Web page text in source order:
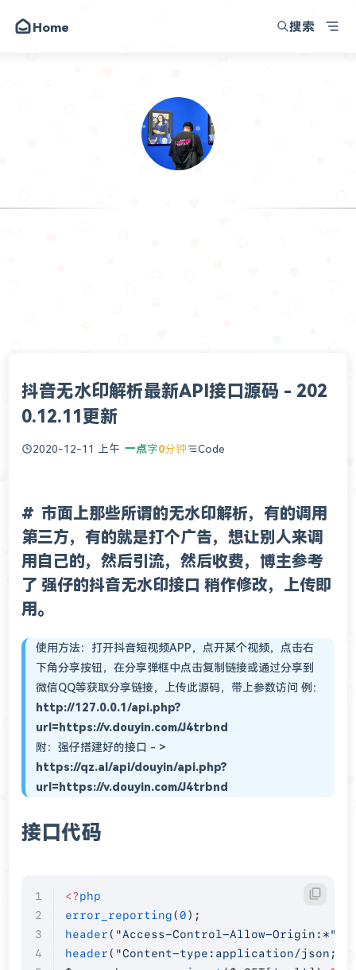
韩小韩博客
Home 搜索
抖音无水印解析最新API接口源码 - 202
0.12.11更新
2020-12-11 上午 一点字0分钟 Code
市面上那些所谓的无水印解析，有的调用
第三方，有的就是打个广告，想让别人来调
用自己的，然后引流，然后收费，博主参考
了 强仔的抖音无水印接口 稍作修改，上传即
用。
使用方法：打开抖音短视频APP，点开某个视频，点击右
下角分享按钮，在分享弹框中点击复制链接或通过分享到
微信QQ等获取分享链接，上传此源码，带上参数访问 例：
http://127.0.0.1/api.php?
url=https://v.douyin.com/J4trbnd
附：强仔搭建好的接口 - >
https://qz.al/api/douyin/api.php?
url=https://v.douyin.com/J4trbnd
接口代码
<?php
error_reporting( 0);
header( "Access-Control-Allow-Origin:*"
header( "Content-type:application/json;